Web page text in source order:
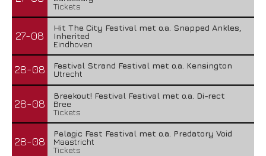
Tickets
27-08
Hit The City Festival met o.a. Snapped Ankles,
Inherited
Eindhoven
28-08
Festival Strand Festival met o.a. Kensington
Utrecht
28-08
Breekout! Festival Festival met o.a. Di-rect
Bree
Tickets
28-08
Pelagic Fest Festival met o.a. Predatory Void
Maastricht
Tickets